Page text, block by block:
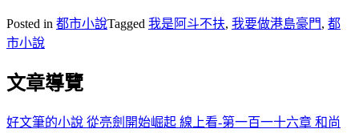
Posted in 都市小說Tagged 我是阿斗不扶, 我要做港島豪門, 都
市小說
文章導覽
好文筆的小說 從亮劍開始崛起 線上看-第一百一十六章 和尚